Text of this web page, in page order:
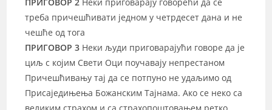
треба причешћивати једном у четрдесет дана и не
чешће од тога
ПРИГОВОР 3 Неки људи приговарајући говоре да је
циљ с којим Свети Оци поучавају непрестаном
Причешћивању тај да се потпуно не удаљимо од
Присаједињења Божанским Тајнама. Ако се неко са